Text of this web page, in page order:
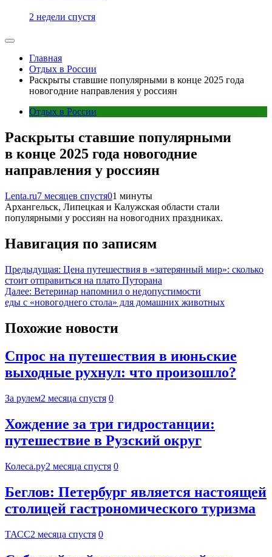
2 недели спустя
Главная
Отдых в России
Раскрыты ставшие популярными в конце 2025 года
новогодние направления у россиян
Отдых в России
Раскрыты ставшие популярными
в конце 2025 года новогодние
направления у россиян
Lenta.ru7 месяцев спустя01 минуты
Архангельск, Липецкая и Калужская области стали
популярными у россиян на новогодних праздниках.
Навигация по записям
Предыдущая: Цена путешествия в «затерянный мир»: сколько
стоит отправиться на плато Путорана
Далее: Ветеринар напомнил о недопустимости
еды с «новогоднего стола» для домашних животных
Похожие новости
Спрос на путешествия в июньские
выходные рухнул: что произошло?
За рулем2 месяца спустя 0
Хождение за три гидростанции:
путешествие в Рузский округ
Колеса.ру2 месяца спустя 0
Беглов: Петербург является настоящей
столицей гастрономического туризма
ТАСС2 месяца спустя 0